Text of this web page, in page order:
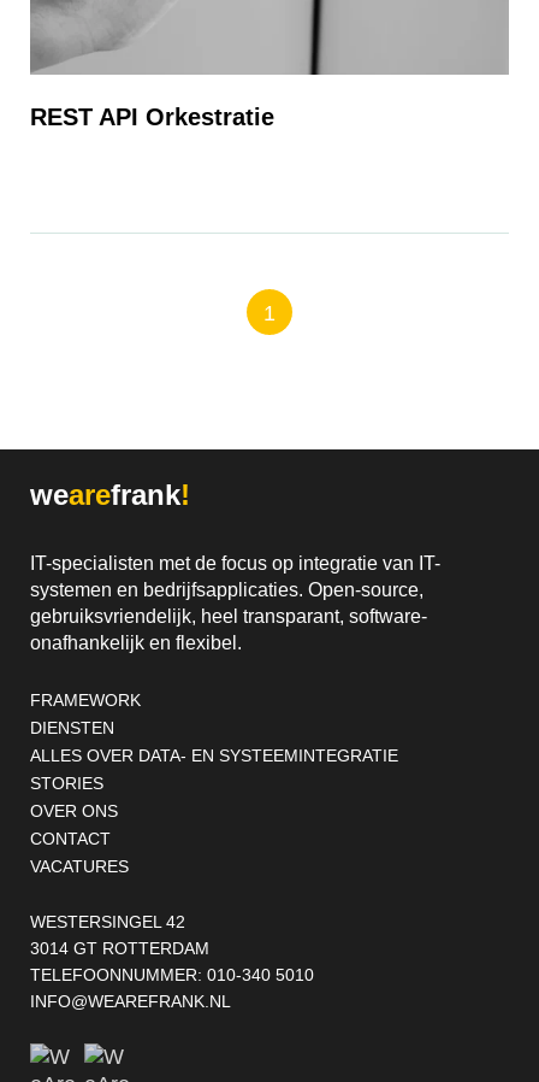
REST API Orkestratie
1
wearefrank!
IT-specialisten met de focus op integratie van IT-
systemen en bedrijfsapplicaties. Open-source,
gebruiksvriendelijk, heel transparant, software-
onafhankelijk en flexibel.
Footernavigatie
FRAMEWORK
DIENSTEN
ALLES OVER DATA- EN SYSTEEMINTEGRATIE
STORIES
OVER ONS
CONTACT
VACATURES
WESTERSINGEL 42
3014 GT ROTTERDAM
TELEFOONNUMMER: 010-340 5010
INFO@WEAREFRANK.NL